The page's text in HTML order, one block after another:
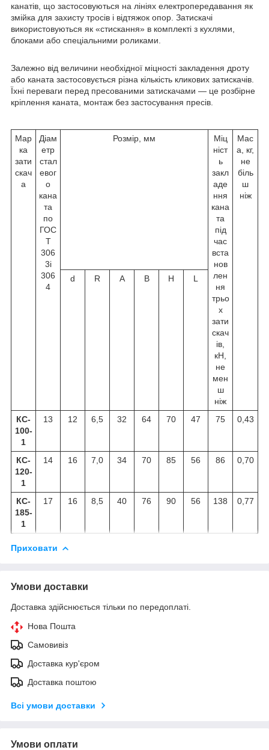
канатів, що застосовуються на лініях електропередавання як
змійка для захисту тросів і відтяжок опор. Затискачі
використовуються як «стискання» в комплекті з кухлями,
блоками або спеціальними роликами.
Залежно від величини необхідної міцності закладення дроту
або каната застосовується різна кількість кликових затискачів.
Їхні переваги перед пресованими затискачами — це розбірне
кріплення каната, монтаж без застосування пресів.
Мар
ка
зати
скач
а
Діам
етр
стал
евог
о
кана
та
по
ГОС
Т
306
3і
306
4
Розмір, мм
Міц
ніст
ь
закл
аде
ння
кана
та
під
час
вста
нов
лен
ня
трьо
х
зати
скач
ів,
кН,
не
мен
ш
ніж
Мас
а, кг,
не
біль
ш
ніж
d R A B H L
КС-
100-
1
13 12 6,5 32 64 70 47 75 0,43
КС-
120-
1
14 16 7,0 34 70 85 56 86 0,70
КС-
185-
1
17 16 8,5 40 76 90 56 138 0,77
Приховати
Умови доставки
Доставка здійснюється тільки по передоплаті.
Нова Пошта
Самовивіз
Доставка кур'єром
Доставка поштою
Всі умови доставки
Умови оплати